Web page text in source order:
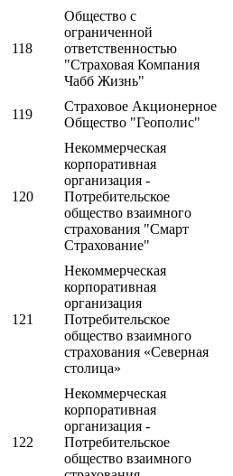
118
Общество с
ограниченной
ответственностью
"Страховая Компания
Чабб Жизнь"
119
Страховое Акционерное
Общество "Геополис"
120
Некоммерческая
корпоративная
организация -
Потребительское
общество взаимного
страхования "Смарт
Страхование"
121
Некоммерческая
корпоративная
организация
Потребительское
общество взаимного
страхования «Северная
столица»
122
Некоммерческая
корпоративная
организация -
Потребительское
общество взаимного